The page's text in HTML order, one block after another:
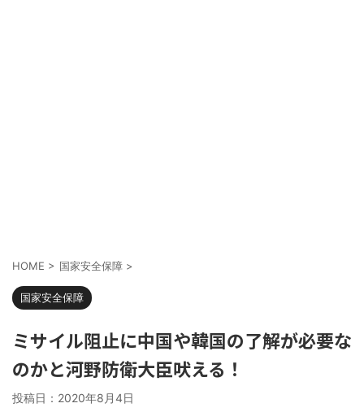
HOME > 国家安全保障 >
国家安全保障
ミサイル阻止に中国や韓国の了解が必要な
のかと河野防衛大臣吠える！
投稿日： 2020年8月4日